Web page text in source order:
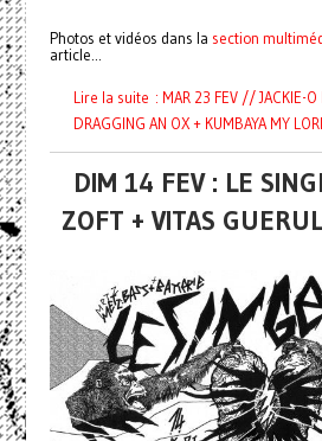
Photos et vidéos dans la section
article...
Lire la suite : MAR 23 FEV // JACKIE-O
DRAGGING AN OX + KUMBAYA MY
DIM 14 FEV : LE
ZOFT + VITAS